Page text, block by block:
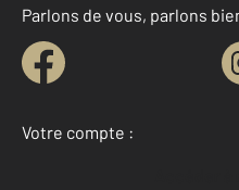
Parlons de vous, parlons
Votre compte :
Accéder